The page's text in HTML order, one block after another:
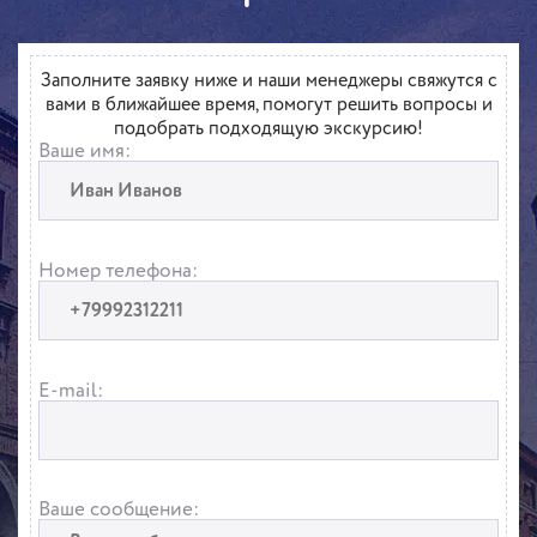
Заполните заявку ниже и наши менеджеры свяжутся с
вами в ближайшее время, помогут решить вопросы и
подобрать подходящую экскурсию!
Ваше имя:
Номер телефона:
E-mail:
Ваше сообщение: